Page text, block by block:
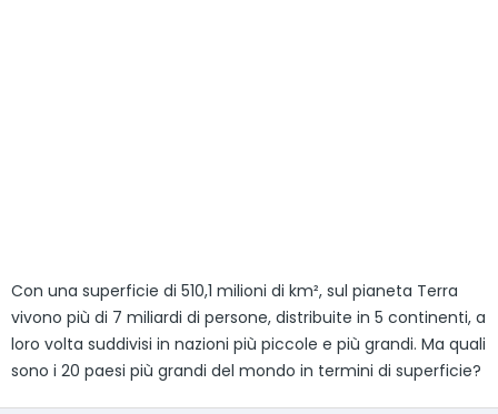
Con una superficie di 510,1 milioni di km², sul pianeta Terra
vivono più di 7 miliardi di persone, distribuite in 5 continenti, a
loro volta suddivisi in nazioni più piccole e più grandi. Ma quali
sono i 20 paesi più grandi del mondo in termini di superficie?